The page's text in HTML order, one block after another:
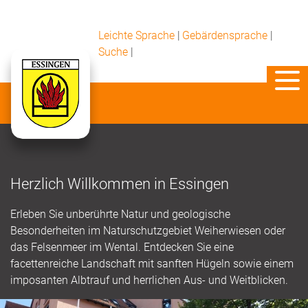
Leichte Sprache | Gebärdensprache |
Suche |
Herzlich Willkommen in Essingen
Erleben Sie unberührte Natur und geologische
Besonderheiten im Naturschutzgebiet Weiherwiesen oder
das Felsenmeer im Wental. Entdecken Sie eine
facettenreiche Landschaft mit sanften Hügeln sowie einem
imposanten Albtrauf und herrlichen Aus- und Weitblicken.